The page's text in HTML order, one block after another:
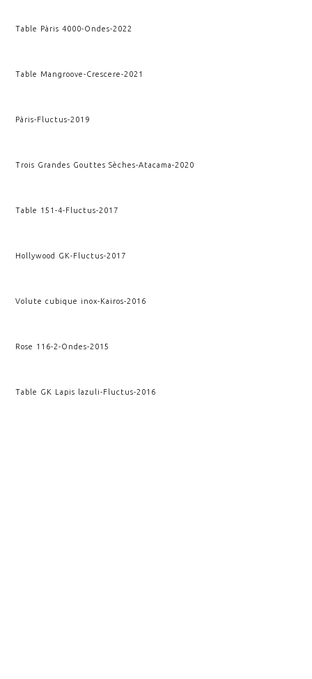
Table Pàris 4000-Ondes-2022
Table Mangroove-Crescere-2021
Pàris- Fluctus-2019
Trois Grandes Gouttes Sèches-Atacama-2020
Table 151-4- Fluctus-2017
Hollywood GK- Fluctus-2017
Volute cubique inox- Kairos-2016
Rose 116-2-Ondes-2015
Table GK Lapis lazuli- Fluctus-2016